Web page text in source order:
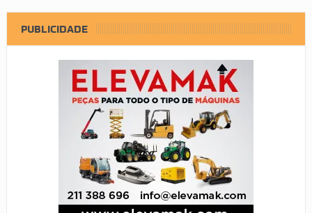
PUBLICIDADE